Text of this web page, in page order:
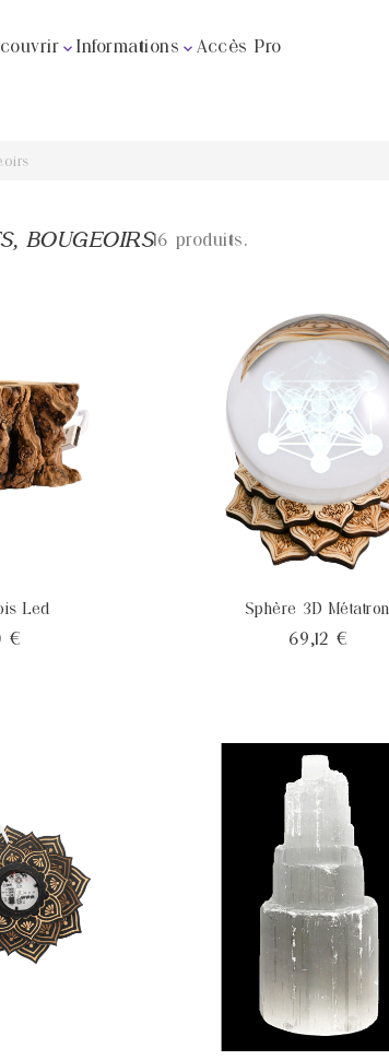
Informations Accès Pro
BOUGEOIRS16 produits.
Led
€
Sphère 3D Métatron
69,12 €